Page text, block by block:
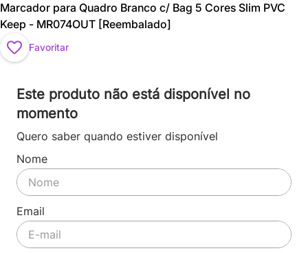
Marcador para Quadro Branco c/ Bag 5 Cores Slim PVC
Keep - MR074OUT [Reembalado]
Favoritar
Este produto não está disponível no
momento
Quero saber quando estiver disponível